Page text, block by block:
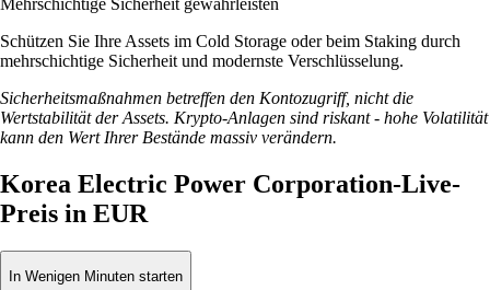
Schützen Sie Ihre Assets im Cold Storage oder beim Staking durch
mehrschichtige Sicherheit und modernste Verschlüsselung.
Sicherheitsmaßnahmen betreffen den Kontozugriff, nicht die
Wertstabilität der Assets. Krypto-Anlagen sind riskant - hohe Volatilität
kann den Wert Ihrer Bestände massiv verändern.
Korea Electric Power Corporation-Live-
Preis in EUR
In Wenigen Minuten starten